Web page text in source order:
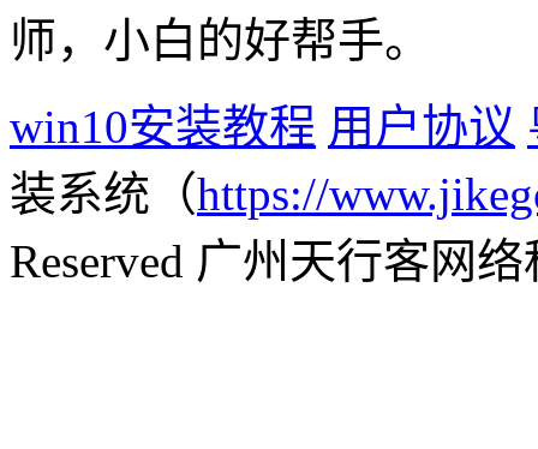
师，小白的好帮手。
win10安装教程 用户协议
装系统（https://
Reserved 广州天行客网